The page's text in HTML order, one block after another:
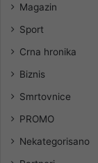
Magazin
Sport
Crna hronika
Biznis
Smrtovnice
PROMO
Nekategorisano